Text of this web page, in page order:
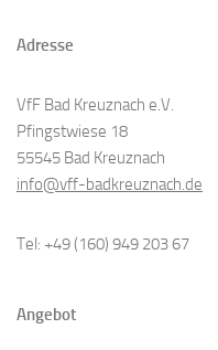
Adresse
VfF Bad Kreuznach e.V.
Pfingstwiese 18
55545 Bad Kreuznach
info@vff-badkreuznach.de
Tel: +49 (160) 949 203 67
Angebot